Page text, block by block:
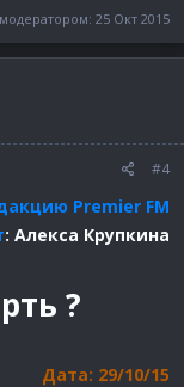
25 Окт 2015
#4
Premier FM
: Алекса Крупкина
?
Дата: 29/10/15